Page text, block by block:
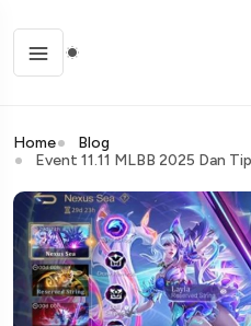
Home
Blog
Event 11.11 MLBB 2025 Dan